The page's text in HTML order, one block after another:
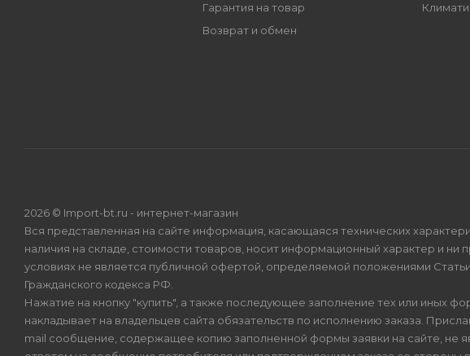
Гарантия на товар
Возврат и обмен
2026 © Import-bt.ru - интернет-магазин
Вся представленная на сайте информация, касающаяся технических
наличия на складе, стоимости товаров, носит информационный характер и ни
условиях не является публичной офертой, определяемой положениями Статьи
Гражданского кодекса РФ.
Нажатие на кнопку "купить", а также последующее заполнение тех или иных
накладывает на владельцев сайта обязательств по исполнению заказа.
mail сообщение, содержащее копию заполненной формы заявки на сайте, не